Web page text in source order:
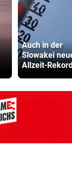
Auch in der
Slowakei
Allzeit-